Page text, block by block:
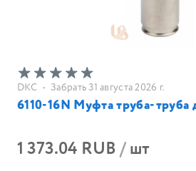
DKC • Забрать 31 августа 2026 г.
6110-16N Муфта труба-
1 373.04 RUB/шт